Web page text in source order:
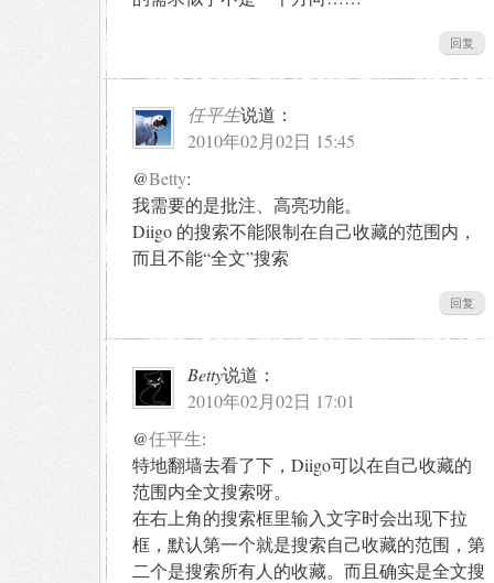
回复
任平生说道：
2010年02月02日 15:45
@Betty:
我需要的是批注、高亮功能。
Diigo 的搜索不能限制在自己收藏的范围内，
而且不能“全文”搜索
回复
Betty说道：
2010年02月02日 17:01
@任平生:
特地翻墙去看了下，Diigo可以在自己收藏的
范围内全文搜索呀。
在右上角的搜索框里输入文字时会出现下拉
框，默认第一个就是搜索自己收藏的范围，第
二个是搜索所有人的收藏。而且确实是全文搜